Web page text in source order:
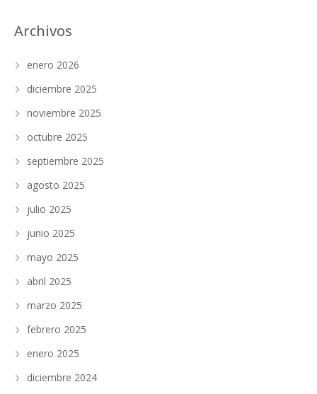
Archivos
enero 2026
diciembre 2025
noviembre 2025
octubre 2025
septiembre 2025
agosto 2025
julio 2025
junio 2025
mayo 2025
abril 2025
marzo 2025
febrero 2025
enero 2025
diciembre 2024